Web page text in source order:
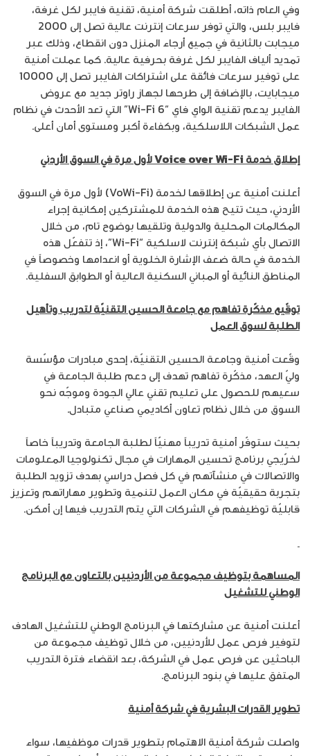
وفي العام ذاته، أطلقت شركة أمنية، تقنية فايبر لكل غرفة،
فايبر بلس، والتي توفر سرعات إنترنت عالية تصل إلى 2000
ميجابت بالثانية في جميع أرجاء المنزل دون انقطاع، وذلك عبر
تمديد ألياف الفايبر لكل غرفة بحرفية عالية. كما عملت أمنية
على توفير سرعات فائقة على اشتراكات الفايبر تصل إلى 10000
ميجابايت، بالإضافة إلى طرحها لجهاز راوتر جديد مع عروض
الفايبر يدعم تقنية الواي فاي “Wi-Fi 6” التي تعد الأحدث في نظام
عمل الشبكات اللاسلكية، وبكفاءة أكبر ومستوى أمان أعلى.
إطلاق خدمة
لأول مرة في السوق الأردني
أعلنت أمنية عن إطلاقها لخدمة (VoWi-Fi) لأول مرة في السوق
الأردني، حيث تتيح هذه الخدمة للمشتركين إمكانية إجراء
المكالمات المحلية والدولية وتلقيها بوضوح تام، من خلال
الاتصال بأي شبكة إنترنت لاسلكية “Wi-Fi”، إذ تتفعّل هذه
الخدمة في حالة ضعف الإشارة الخلوية أو انعدامها وخصوصاً في
المناطق النائية أو المباني السكنية العالية أو الطوابق السفلية.
توقّيع مذكّرة تفاهم مع جامعة الحسين التقنيّة لتدريب وتأهيل
الطلبة لسوق العمل
وقّعت أمنية وجامعة الحسين التقنيّة، إحدى مبادرات مؤسّسة
وليّ العهد، مذكّرة تفاهم تهدف إلى دعم طلبة الجامعة في
سعيهم للحصول على تعليم تقني عالي الجودة وموجّه نحو
السوق من خلال نظام تعاون أكاديمي صناعي متبادل.
بحيث ستوفّر أمنية تدريباً مهنيّاً لطلبة الجامعة وتدريباً خاصاً
لخرّيجي برنامج تحسين المهارات في مجال تكنولوجيا المعلومات
والاتصالات في منشآتهم في كل فصل دراسي بهدف تزويد الطلبة
بتجربة حقيقيّة في مكان العمل لتنمية وتطوير مهاراتهم وتعزيز
قابليّة توظيفهم في الشركات التي يتم التدريب فيها إن أمكن.
المساهمة بتوظيف مجموعة من الأردنيين بالتعاون مع البرنامج
الوطني للتشغيل
أعلنت أمنية عن مشاركتها في البرنامج الوطني للتشغيل الهادف
لتوفير فرص عمل للأردنيين، من خلال توظيف مجموعة من
الباحثين عن فرص عمل في الشركة، بعد انقضاء فترة التدريب
المتفق عليها في بنود البرنامج.
تطوير القدرات البشرية في شركة أمنية
واصلت شركة أمنية الاهتمام بتطوير قدرات موظفيها، سواء